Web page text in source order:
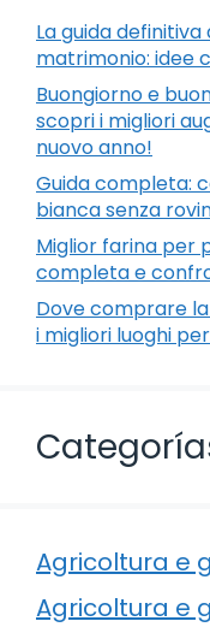
La guida
matrimonio: idee
Buongiorno e
scopri i migliori
nuovo anno!
Guida completa:
bianca senza
Miglior farina per
completa e
Dove comprare
i migliori luoghi
Agricoltura e
Agricoltura e